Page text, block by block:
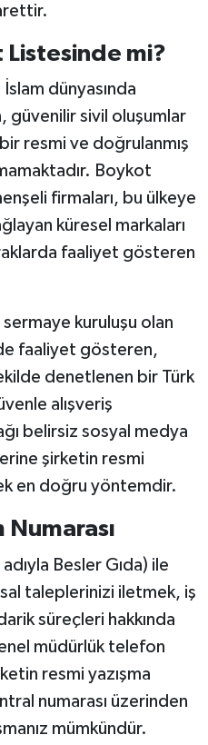
Listesinde mi?
dünyasında
güvenilir sivil oluşumlar
resmi ve doğrulanmış
Boykot
firmaları, bu ülkeye
küresel markaları
faaliyet gösteren
kuruluşu olan
faaliyet gösteren,
denetlenen bir Türk
alışveriş
belirsiz sosyal medya
şirketin resmi
en doğru yöntemdir.
Besler Gıda) ile
taleplerinizi iletmek, iş
süreçleri hakkında
müdürlük telefon
resmi yazışma
numarası üzerinden
mümkündür.